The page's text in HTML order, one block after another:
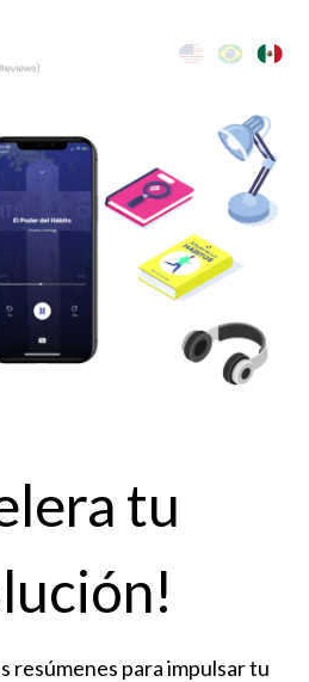
tu
resúmenes para impulsar tu